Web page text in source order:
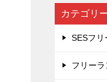
カテゴリ
SESフリ
フリー